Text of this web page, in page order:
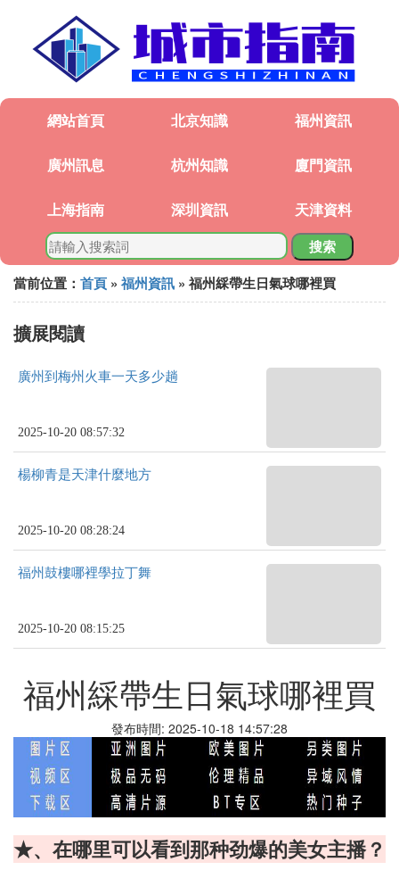
網站首頁 北京知識 福州資訊
廣州訊息 杭州知識 廈門資訊
上海指南 深圳資訊 天津資料
搜索
當前位置： 首頁 » 福州資訊 » 福州綵帶生日氣球哪裡買
擴展閱讀
廣州到梅州火車一天多少趟
2025-10-20 08:57:32
楊柳青是天津什麼地方
2025-10-20 08:28:24
福州鼓樓哪裡學拉丁舞
2025-10-20 08:15:25
福州綵帶生日氣球哪裡買
發布時間: 2025-10-18 14:57:28
★、在哪里可以看到那种劲爆的美女主播？